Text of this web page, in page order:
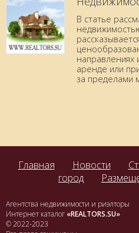
В статье
направлениях
аренде или
за пределами
Главная Новости
город
Агентства недвижимости и риэлторы
Интернет каталог «REALTORS.SU»
© 2022-2023